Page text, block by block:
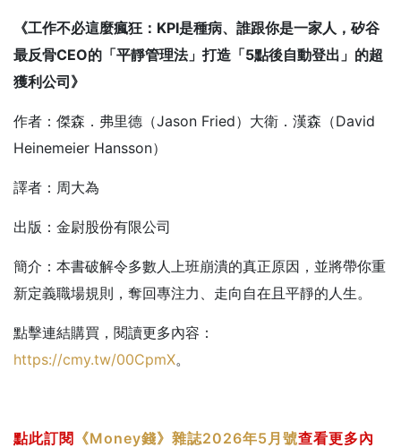
《工作不必這麼瘋狂：KPI是種病、誰跟你是一家人，矽谷
最反骨CEO的「平靜管理法」打造「5點後自動登出」的超
獲利公司》
作者：傑森．弗里德（Jason Fried）大衛．漢森（David
Heinemeier Hansson）
譯者：周大為
出版：金尉股份有限公司
簡介：本書破解令多數人上班崩潰的真正原因，並將帶你重
新定義職場規則，奪回專注力、走向自在且平靜的人生。
點擊連結購買，閱讀更多內容：
https://cmy.tw/00CpmX。
點此訂閱 《Money錢》雜誌2026年5月號查看更多內